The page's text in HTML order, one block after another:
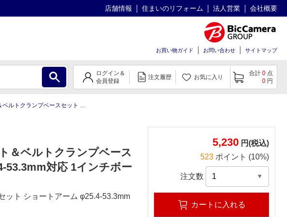
店舗情報 住まいのリフォーム 法人営業 会社概要
お買い物ガイド お問い合わせ サイトマップ
ログイン＆
会員登録
注文履歴 お気に入り
合計 0 点
0 円
スセット ショートアーム φ25.4-53.3mm対応 1インチボール
＆ベルトクランプベース
53.3mm対応 1インチボー
ット ショートアーム φ25.4-53.3mm
5,230 円(税込)
523 ポイント (10%)
注文数
カートに入れる